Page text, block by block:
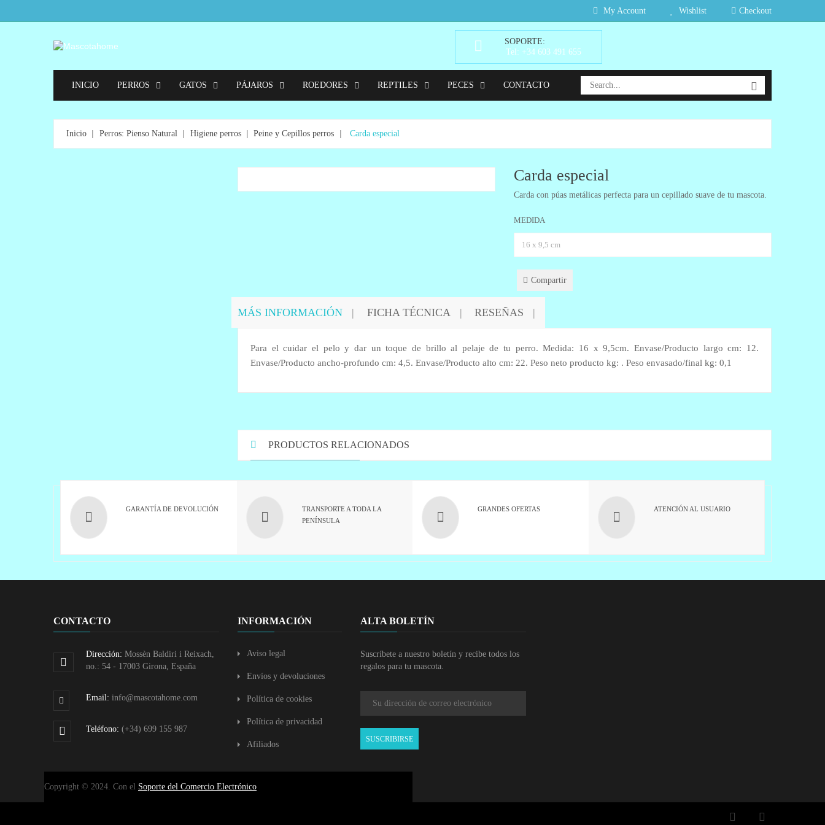
My Account Wishlist Checkout
SOPORTE:
Tel: +34 603 491 655
INICIO PERROS GATOS PÁJAROS ROEDORES REPTILES PECES CONTACTO
Inicio Perros: Pienso Natural Higiene perros Peine y Cepillos perros Carda especial
Carda especial
Carda con púas metálicas perfecta para un cepillado suave de tu mascota.
MEDIDA
Compartir
MÁS INFORMACIÓN FICHA TÉCNICA RESEÑAS
Para el cuidar el pelo y dar un toque de brillo al pelaje de tu perro. Medida: 16 x 9,5cm. Envase/Producto largo cm: 12.
Envase/Producto ancho-profundo cm: 4,5. Envase/Producto alto cm: 22. Peso neto producto kg: . Peso envasado/final kg: 0,1
PRODUCTOS RELACIONADOS
GARANTÍA DE DEVOLUCIÓN
TRANSPORTE A TODA LA
PENÍNSULA
GRANDES OFERTAS ATENCIÓN AL USUARIO
CONTACTO
Dirección: Mossèn Baldiri i Reixach,
no.: 54 - 17003 Girona, España
Email: info@mascotahome.com
Teléfono: (+34) 699 155 987
INFORMACIÓN
Aviso legal
Envíos y devoluciones
Política de cookies
Política de privacidad
Afiliados
ALTA BOLETÍN
Suscríbete a nuestro boletín y recibe todos los
regalos para tu mascota.
SUSCRIBIRSE
Copyright © 2024. Con el Soporte del Comercio Electrónico